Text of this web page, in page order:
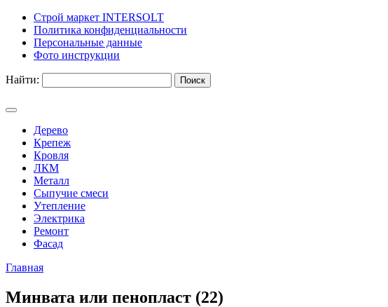
Строй маркет INTERSOLT
Политика конфиденциальности
Персональные данные
Фото инструкции
Найти:
Дерево
Крепеж
Кровля
ЛКМ
Металл
Сыпучие смеси
Утепление
Электрика
Ремонт
Фасад
Главная
Минвата или пенопласт (22)